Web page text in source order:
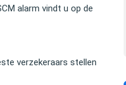
alarm vindt u op de
verzekeraars stellen